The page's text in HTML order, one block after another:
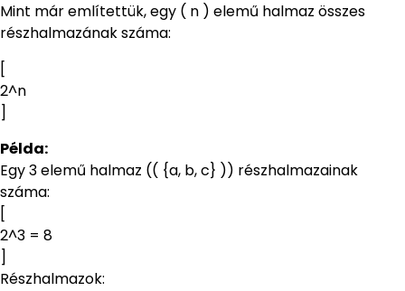
Mint már említettük, egy ( n ) elemű halmaz összes
részhalmazának száma:
[
2^n
]
Példa:
Egy 3 elemű halmaz (( {a, b, c} )) részhalmazainak
száma:
[
2^3 = 8
]
Részhalmazok: